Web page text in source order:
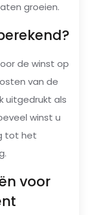
groeien.
de winst op
van de
uitgedrukt als
winst u
tot het
voor